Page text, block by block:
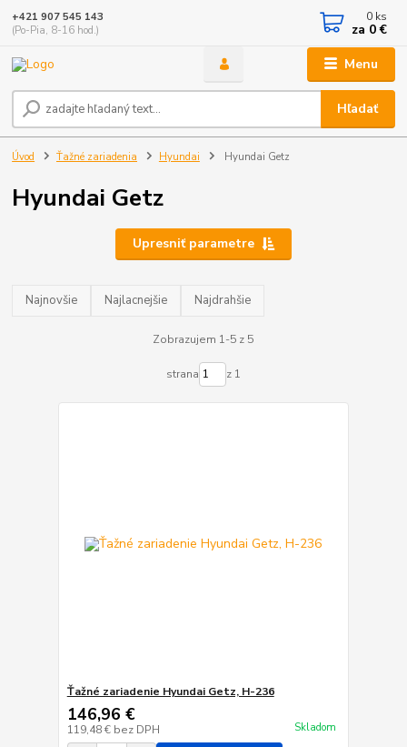
Menu
Hľadať
+421 907 545 143
(Po-Pia, 8-16 hod.)
0 ks
za 0 €
Úvod Ťažné zariadenia Hyundai Hyundai Getz
Hyundai Getz
Upresniť parametre
Najnovšie Najlacnejšie Najdrahšie
Zobrazujem 1-5 z 5
strana z 1
Ťažné zariadenie Hyundai Getz, H-236
146,96 €
119,48 € bez DPH Skladom